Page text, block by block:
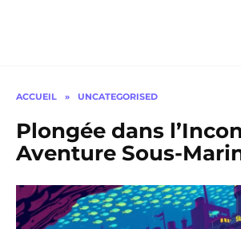
ACCUEIL » UNCATEGORISED
Plongée dans
Aventure Sous-